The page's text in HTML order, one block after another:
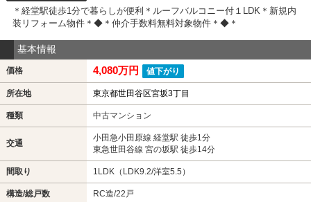
＊経堂駅徒歩1分で暮らしが便利＊ルーフバルコニー付１LDK＊新規内
装リフォーム物件＊◆＊仲介手数料無料対象物件＊◆＊
基本情報
価格 4,080万円 値下がり
所在地 東京都世田谷区宮坂3丁目
種類 中古マンション
交通
小田急小田原線 経堂駅 徒歩1分
東急世田谷線 宮の坂駅 徒歩14分
間取り 1LDK（LDK9.2/洋室5.5）
構造/総戸数 RC造/22戸